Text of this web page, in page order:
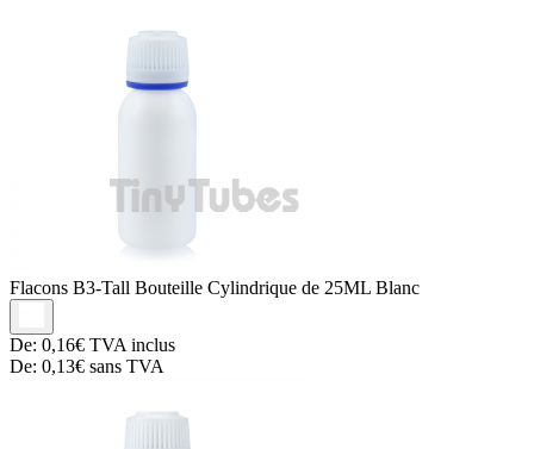
Flacons B3-Tall Bouteille Cylindrique de 25ML Blanc
De: 0,16€ TVA inclus
De: 0,13€ sans TVA